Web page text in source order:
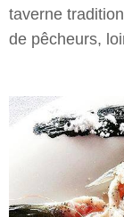
taverne
de pêcheurs,